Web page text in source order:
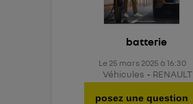
batterie
Le 25 mars 2025 à 16:30
Véhicules RENAULT
posez une question